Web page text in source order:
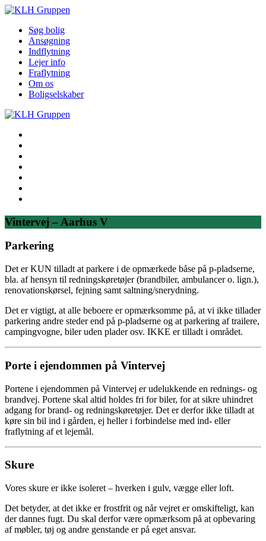
Søg bolig
Ansøgning
Indflytning
Lejer info
Fraflytning
Om os
Boligselskaber
Vintervej – Aarhus V
Parkering
Det er KUN tilladt at parkere i de opmærkede båse på p-pladserne,
bla. af hensyn til redningskøretøjer (brandbiler, ambulancer o. lign.),
renovationskørsel, fejning samt saltning/snerydning.
Det er vigtigt, at alle beboere er opmærksomme på, at vi ikke tillader
parkering andre steder end på p-pladserne og at parkering af trailere,
campingvogne, biler uden plader osv. IKKE er tilladt i området.
Porte i ejendommen på Vintervej
Portene i ejendommen på Vintervej er udelukkende en rednings- og
brandvej. Portene skal altid holdes fri for biler, for at sikre uhindret
adgang for brand- og redningskøretøjer. Det er derfor ikke tilladt at
køre sin bil ind i gården, ej heller i forbindelse med ind- eller
fraflytning af et lejemål.
Skure
Vores skure er ikke isoleret – hverken i gulv, vægge eller loft.
Det betyder, at det ikke er frostfrit og når vejret er omskifteligt, kan
der dannes fugt. Du skal derfor være opmærksom på at opbevaring
af møbler, tøj og andre genstande er på eget ansvar.